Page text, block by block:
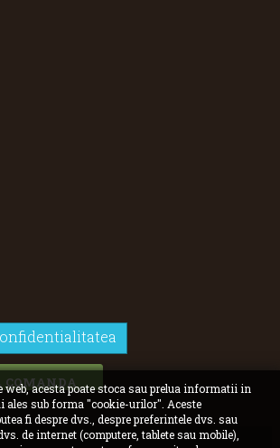
COMANDA
acesta poate stoca sau prelua informatii in
ales sub forma "cookie-urilor". Aceste
fi despre dvs., despre preferintele dvs. sau
de internet (computere, tablete sau mobile),